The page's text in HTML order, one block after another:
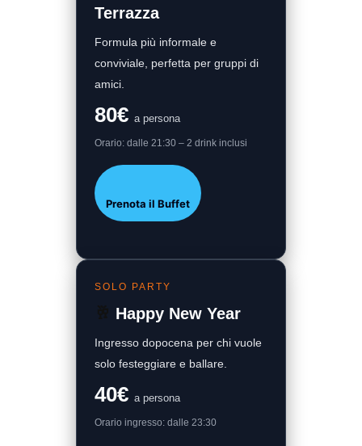
Terrazza
Formula più informale e
conviviale, perfetta per gruppi di
amici.
80€ a persona
Orario: dalle 21:30 – 2 drink inclusi
Prenota il Buffet
SOLO PARTY
Happy New Year
Ingresso dopocena per chi vuole
solo festeggiare e ballare.
40€ a persona
Orario ingresso: dalle 23:30